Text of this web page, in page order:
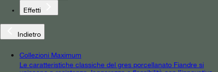
Effetti
Indietro
Collezioni Maximum
Le caratteristiche classiche del gres porcellanato Fiandre si